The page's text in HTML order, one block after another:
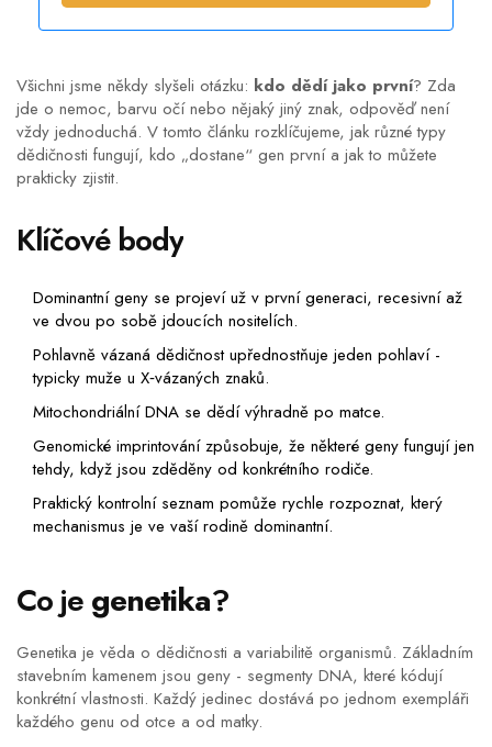
Všichni jsme někdy slyšeli otázku: kdo dědí jako první? Zda
jde o nemoc, barvu očí nebo nějaký jiný znak, odpověď není
vždy jednoduchá. V tomto článku rozklíčujeme, jak různé typy
dědičnosti fungují, kdo „dostane“ gen první a jak to můžete
prakticky zjistit.
Klíčové body
Dominantní geny se projeví už v první generaci, recesivní až
ve dvou po sobě jdoucích nositelích.
Pohlavně vázaná dědičnost upřednostňuje jeden pohlaví -
typicky muže u X‑vázaných znaků.
Mitochondriální DNA se dědí výhradně po matce.
Genomické imprintování způsobuje, že některé geny fungují jen
tehdy, když jsou zděděny od konkrétního rodiče.
Praktický kontrolní seznam pomůže rychle rozpoznat, který
mechanismus je ve vaší rodině dominantní.
Co jegenetika?
Genetika je věda o dědičnosti a variabilitě organismů. Základním
stavebním kamenem jsou geny - segmenty DNA, které kódují
konkrétní vlastnosti. Každý jedinec dostává po jednom exempláři
každého genu od otce a od matky.